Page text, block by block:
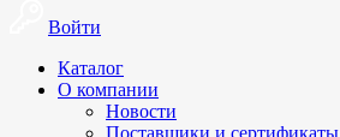
Войти
Каталог
О компании
Новости
Поставщики и сертификаты